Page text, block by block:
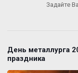
Задайте
День металлурга
праздника